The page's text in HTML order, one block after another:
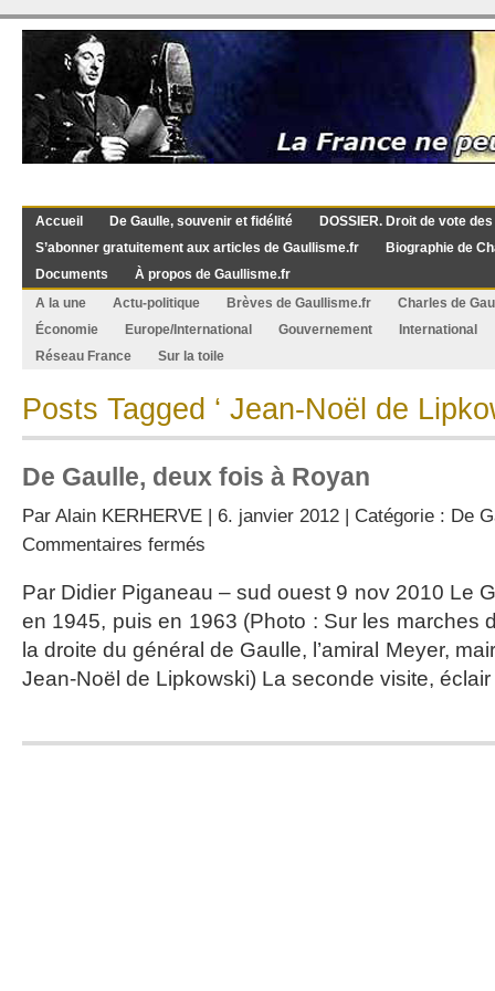
Accueil De Gaulle, souvenir et fidélité
DOSSIER. Droit de vote
S’abonner gratuitement aux articles de Gaullisme.fr
Biographie de
Documents
À propos de Gaullisme.fr
A la une
Actu-politique Brèves de Gaullisme.fr
Charles de
Économie
Europe/International Gouvernement
International
Réseau France
Sur la toile
Posts Tagged ‘ Jean-Noël de
De Gaulle, deux fois à Royan
Par Alain KERHERVE | 6. janvier 2012 | Catégorie : De
Commentaires fermés
deux
fois
Royan
Par Didier Piganeau – sud ouest 9 nov 2010 Le
en 1945, puis en 1963 (Photo : Sur les marches
la droite du général de Gaulle, l’amiral Meyer,
Jean-Noël de Lipkowski) La seconde visite,